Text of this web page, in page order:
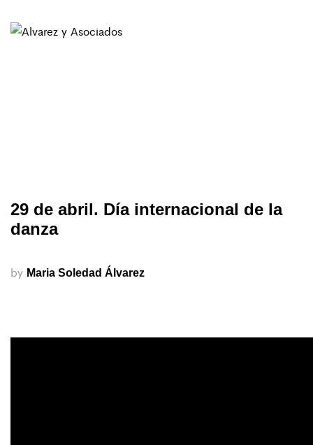
29 de abril. Día internacional de la
danza
by Maria Soledad Álvarez